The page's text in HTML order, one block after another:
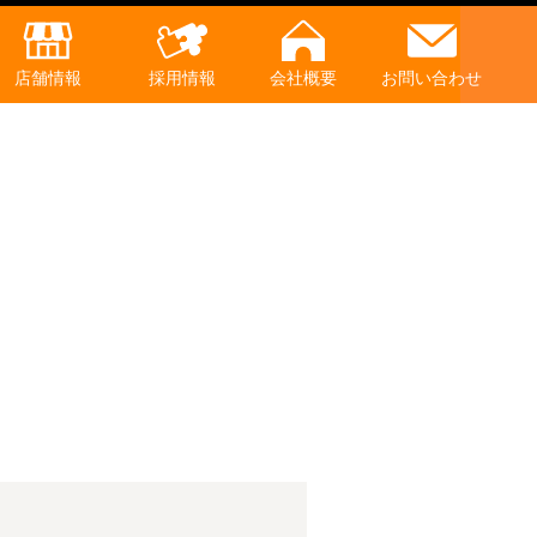
店舗情報 採用情報 会社概要 お問い合わせ